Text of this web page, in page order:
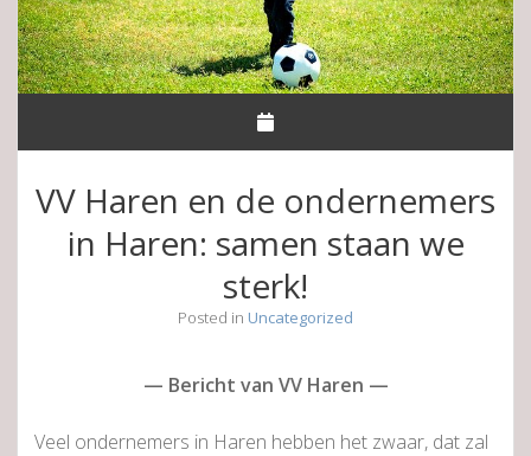
VV Haren en de ondernemers
in Haren: samen staan we
sterk!
Posted in Uncategorized
— Bericht van VV Haren —
Veel ondernemers in Haren hebben het zwaar, dat zal